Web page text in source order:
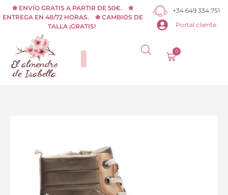
al
contenido
❀ ENVÍO GRATIS A PARTIR DE 50€. ❀
ENTREGA EN 48/72 HORAS. ❀ CAMBIOS DE
TALLA ¡GRATIS!
+34 649 334 751
Portal cliente
0
Carrito